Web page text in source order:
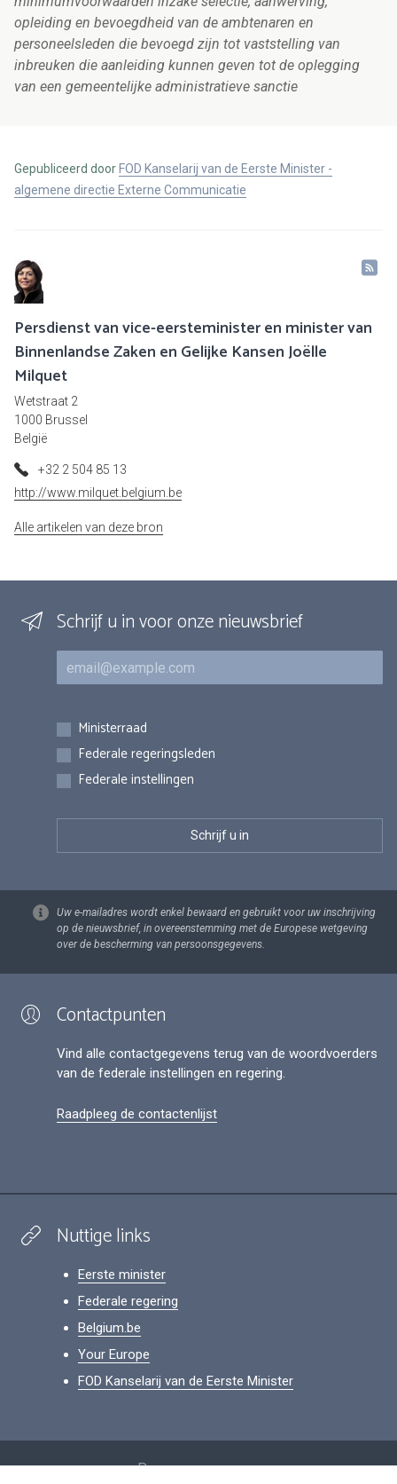
opleiding en bevoegdheid van de ambtenaren en
personeelsleden die bevoegd zijn tot vaststelling van
inbreuken die aanleiding kunnen geven tot de oplegging
van een gemeentelijke administratieve sanctie
Gepubliceerd door FOD Kanselarij van de Eerste Minister -
algemene directie Externe Communicatie
Persdienst van vice-eersteminister en minister van
Binnenlandse Zaken en Gelijke Kansen Joëlle
Milquet
Wetstraat 2
1000 Brussel
België
+32 2 504 85 13
http://www.milquet.belgium.be
Alle artikelen van deze bron
Schrijf u in voor onze nieuwsbrief
E-mail
Inschrijvingen
Ministerraad
Federale regeringsleden
Federale instellingen
Uw e-mailadres wordt enkel bewaard en gebruikt voor uw inschrijving
op de nieuwsbrief, in overeenstemming met de Europese wetgeving
over de bescherming van persoonsgegevens.
Contactpunten
Vind alle contactgegevens terug van de woordvoerders
van de federale instellingen en regering.
Raadpleeg de contactenlijst
Nuttige links
Eerste minister
Federale regering
Belgium.be
Your Europe
FOD Kanselarij van de Eerste Minister
Persoonsgegevens